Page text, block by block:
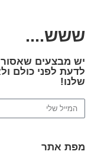
מפת אתר
ששש....
יש מבצעים שאסור
לדעת לפני כולם
שלנו!